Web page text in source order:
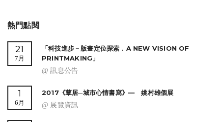
熱門點閱
21
7月
「科技進步－版畫定位探索．A NEW VISION OF
PRINTMAKING」
@ 訊息公告
1
6月
2017《蕈居─城市心情書寫》— 姚村雄個展
@ 展覽資訊